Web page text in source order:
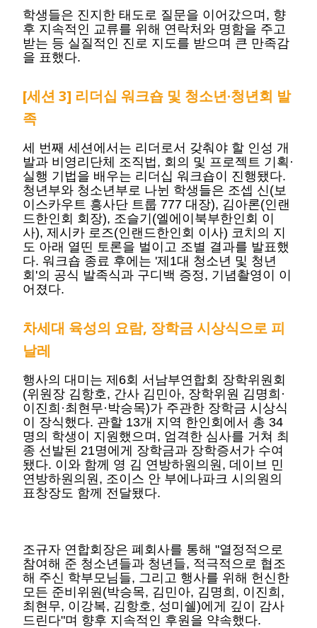
학생들은 진지한 태도로 질문을 이어갔으며, 향
후 지속적인 교류를 위해 연락처와 명함을 주고
받는 등 실질적인 진로 지도를 받으며 큰 만족감
을 표했다.
[세션 3] 리더십 워크숍 및 청소년·청년회 발
족
세 번째 세션에서는 리더로서 갖춰야 할 인성 개
발과 비영리단체 조직법, 회의 및 프로젝트 기획·
실행 기법을 배우는 리더십 워크숍이 진행됐다.
청년부와 청소년부로 나뉜 학생들은 조셉 신(보
이스카우트 흥사단 트룹 777 대장), 김아론(인랜
드한인회 회장), 조슬기(엘에이북부한인회 이
사), 제시카 로즈(인랜드한인회 이사) 코치의 지
도 아래 열띤 토론을 벌이고 조별 결과를 발표했
다. 워크숍 종료 후에는 '제1대 청소년 및 청년
회'의 공식 발족식과 구디백 증정, 기념촬영이 이
어졌다.
차세대 육성의 요람, 장학금 시상식으로 피
날레
행사의 대미는 제6회 서남부연합회 장학위원회
(위원장 김항호, 간사 김민아, 장학위원 김명희·
이진희·최현무·박승목)가 주관한 장학금 시상식
이 장식했다. 관할 13개 지역 한인회에서 총 34
명의 학생이 지원했으며, 엄격한 심사를 거쳐 최
종 선발된 21명에게 장학금과 장학증서가 수여
됐다. 이와 함께 영 김 연방하원의원, 데이브 민
연방하원의원, 조이스 안 부에나파크 시의원의
표창장도 함께 전달됐다.
조규자 연합회장은 폐회사를 통해 "열정적으로
참여해 준 청소년들과 청년들, 적극적으로 협조
해 주신 학부모님들, 그리고 행사를 위해 헌신한
모든 준비위원(박승목, 김민아, 김명희, 이진희,
최현무, 이강복, 김항호, 성미쉘)에게 깊이 감사
드린다"며 향후 지속적인 후원을 약속했다.